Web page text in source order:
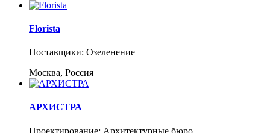
Florista
Поставщики: Озеленение
Москва, Россия
АРХИСТРА
Проектирование: Архитектурные бюро